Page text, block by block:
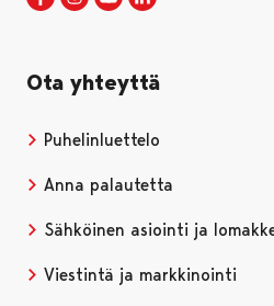
Ota yhteyttä
Puhelinluettelo
Anna palautetta
Sähköinen asiointi ja
Viestintä ja markkinointi